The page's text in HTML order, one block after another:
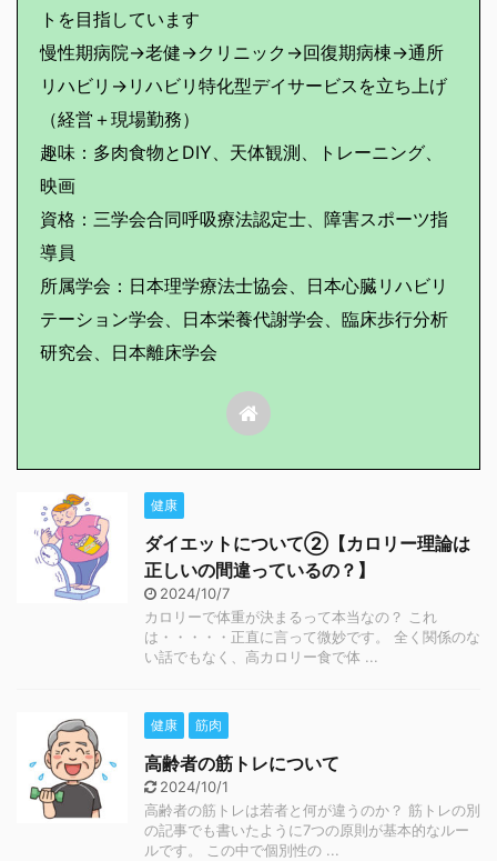
トを目指しています
慢性期病院→老健→クリニック→回復期病棟→通所
リハビリ→リハビリ特化型デイサービスを立ち上げ
（経営＋現場勤務）
趣味：多肉食物とDIY、天体観測、トレーニング、
映画
資格：三学会合同呼吸療法認定士、障害スポーツ指
導員
所属学会：日本理学療法士協会、日本心臓リハビリ
テーション学会、日本栄養代謝学会、臨床歩行分析
研究会、日本離床学会
健康
ダイエットについて②【カロリー理論は
正しいの間違っているの？】
2024/10/7
カロリーで体重が決まるって本当なの？ これ
は・・・・・正直に言って微妙です。 全く関係のな
い話でもなく、高カロリー食で体 ...
健康 筋肉
高齢者の筋トレについて
2024/10/1
高齢者の筋トレは若者と何が違うのか？ 筋トレの別
の記事でも書いたように7つの原則が基本的なルー
ルです。 この中で個別性の ...